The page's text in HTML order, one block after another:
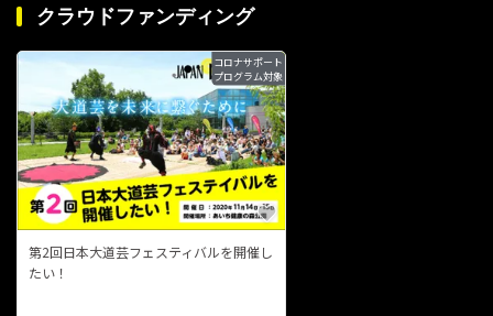
クラウドファンディング